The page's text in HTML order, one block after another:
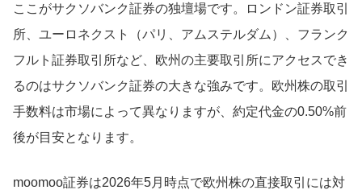
ここがサクソバンク証券の独壇場です。ロンドン証券取引
所、ユーロネクスト（パリ、アムステルダム）、フランク
フルト証券取引所など、欧州の主要取引所にアクセスでき
るのはサクソバンク証券の大きな強みです。欧州株の取引
手数料は市場によって異なりますが、約定代金の0.50%前
後が目安となります。
moomoo証券は2026年5月時点で欧州株の直接取引には対